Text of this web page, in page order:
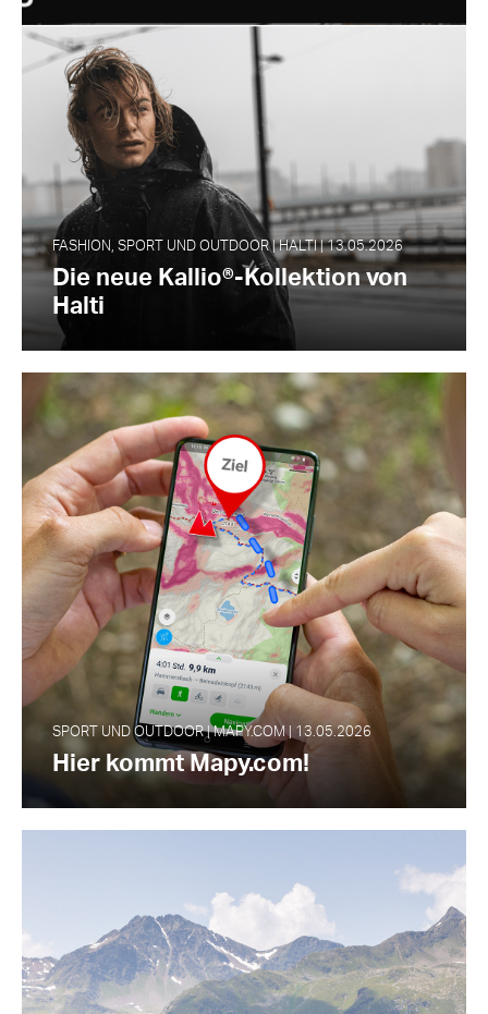
FASHION, SPORT UND OUTDOOR | HALTI | 13.05.2026
Die neue Kallio®-Kollektion von
Halti
SPORT UND OUTDOOR | MAPY.COM | 13.05.2026
Hier kommt Mapy.com!